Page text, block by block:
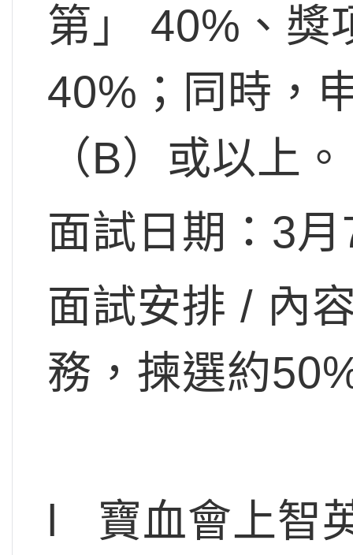
第」 40%、獎
40%；同時，
（B）或以上。
面試日期：3
面試安排 / 內
務，揀選約
l 寶血會上智